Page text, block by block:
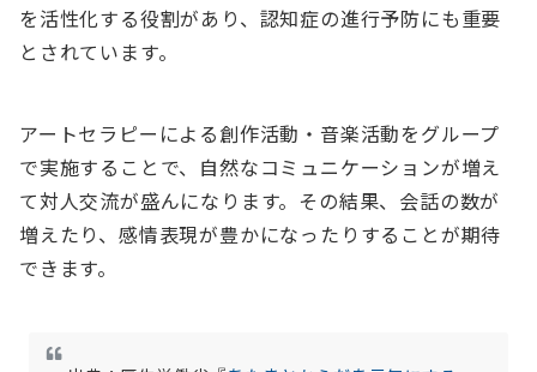
を活性化する役割があり、認知症の進行予防にも重要
とされています。
アートセラピーによる創作活動・音楽活動をグループ
で実施することで、自然なコミュニケーションが増え
て対人交流が盛んになります。その結果、会話の数が
増えたり、感情表現が豊かになったりすることが期待
できます。